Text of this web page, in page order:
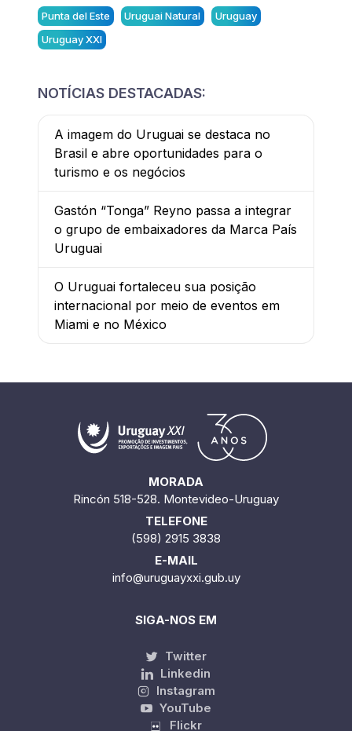
Punta del Este Uruguai Natural
Uruguay
Uruguay XXI
NOTÍCIAS DESTACADAS:
A imagem do Uruguai se destaca no
Brasil e abre oportunidades para o
turismo e os negócios
Gastón “Tonga” Reyno passa a integrar
o grupo de embaixadores da Marca País
Uruguai
O Uruguai fortaleceu sua posição
internacional por meio de eventos em
Miami e no México
MORADA
Rincón 518-528. Montevideo-Uruguay
TELEFONE
(598) 2915 3838
E-MAIL
info@uruguayxxi.gub.uy
SIGA-NOS EM
Twitter
Linkedin
Instagram
YouTube
Flickr